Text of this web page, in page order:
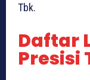
Tbk.
Daftar
Presisi